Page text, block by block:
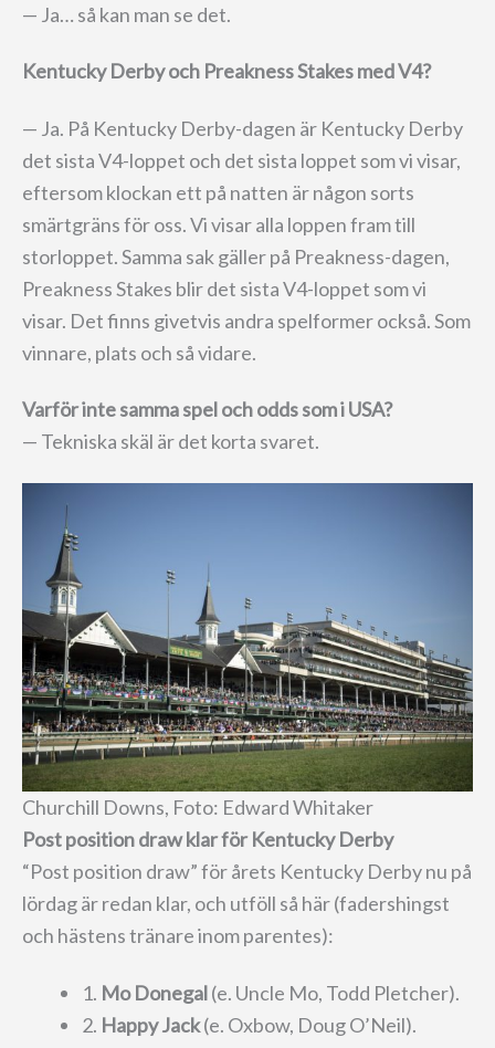
— Ja… så kan man se det.
Kentucky Derby och Preakness Stakes med V4?
— Ja. På Kentucky Derby-dagen är Kentucky Derby
det sista V4-loppet och det sista loppet som vi visar,
eftersom klockan ett på natten är någon sorts
smärtgräns för oss. Vi visar alla loppen fram till
storloppet. Samma sak gäller på Preakness-dagen,
Preakness Stakes blir det sista V4-loppet som vi
visar. Det finns givetvis andra spelformer också. Som
vinnare, plats och så vidare.
Varför inte samma spel och odds som i USA?
— Tekniska skäl är det korta svaret.
Churchill Downs, Foto: Edward Whitaker
Post position draw klar för Kentucky Derby
“Post position draw” för årets Kentucky Derby nu på
lördag är redan klar, och utföll så här (fadershingst
och hästens tränare inom parentes):
1. Mo Donegal(e. Uncle Mo, Todd Pletcher).
2. Happy Jack(e. Oxbow, Doug O’Neil).